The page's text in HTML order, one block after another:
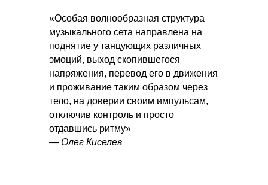
«Особая волнообразная структура
музыкального сета направлена на
поднятие у танцующих различных
эмоций, выход скопившегося
напряжения, перевод его в движения
и проживание таким образом через
тело, на доверии своим импульсам,
отключив контроль и просто
отдавшись ритму»
— Олег Киселев